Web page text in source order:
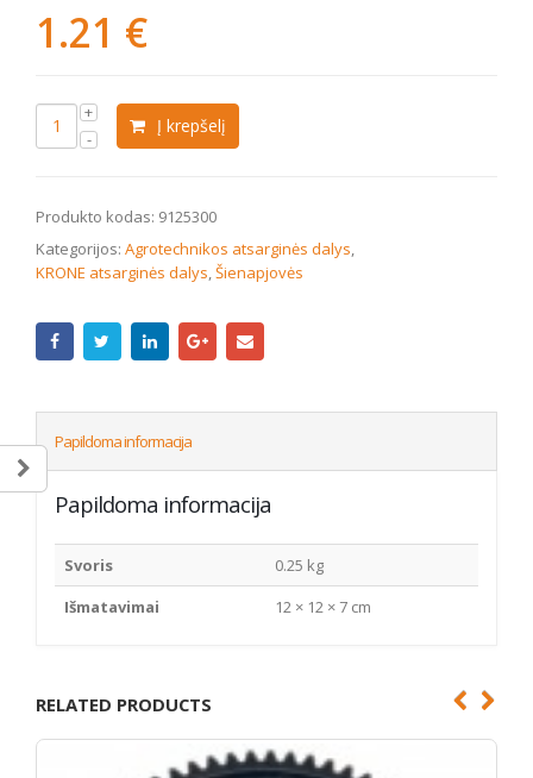
1.21 €
Į krepšelį
Produkto kodas: 9125300
Kategorijos: Agrotechnikos atsarginės dalys,
KRONE atsarginės dalys,Šienapjovės
Papildoma informacija
Papildoma informacija
Svoris
0.25 kg
Išmatavimai
12 × 12 × 7 cm
RELATED PRODUCTS